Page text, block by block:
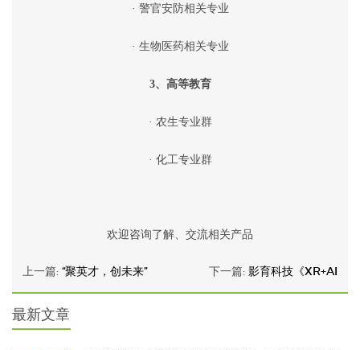
· 警官安防相关专业
· 生物医药相关专业
3、高等教育
· 农生专业群
· 化工专业群
欢迎咨询了解、交流相关产品
上一篇: “聚英才，创未来” 下一篇: 影育科技《XR+AI
最新文章